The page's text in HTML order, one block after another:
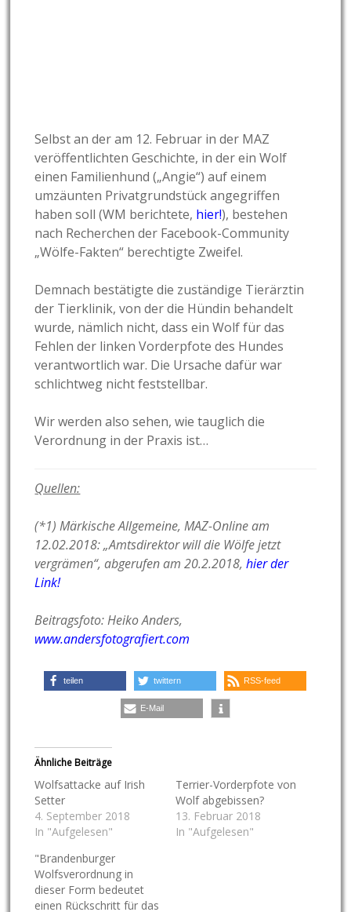
Selbst an der am 12. Februar in der MAZ
veröffentlichten Geschichte, in der ein Wolf
einen Familienhund („Angie“) auf einem
umzäunten Privatgrundstück angegriffen
haben soll (WM berichtete, hier!), bestehen
nach Recherchen der Facebook-Community
„Wölfe-Fakten“ berechtigte Zweifel.
Demnach bestätigte die zuständige Tierärztin
der Tierklinik, von der die Hündin behandelt
wurde, nämlich nicht, dass ein Wolf für das
Fehlen der linken Vorderpfote des Hundes
verantwortlich war. Die Ursache dafür war
schlichtweg nicht feststellbar.
Wir werden also sehen, wie tauglich die
Verordnung in der Praxis ist…
Quellen:
(*1) Märkische Allgemeine, MAZ-Online am
12.02.2018: „Amtsdirektor will die Wölfe jetzt
vergrämen“, abgerufen am 20.2.2018, hier der
Link!
Beitragsfoto: Heiko Anders,
www.andersfotografiert.com
teilen twittern RSS-feed
E-Mail
Ähnliche Beiträge
Wolfsattacke auf Irish
Setter
4. September 2018
In "Aufgelesen"
Terrier-Vorderpfote von
Wolf abgebissen?
13. Februar 2018
In "Aufgelesen"
"Brandenburger
Wolfsverordnung in
dieser Form bedeutet
einen Rückschritt für das